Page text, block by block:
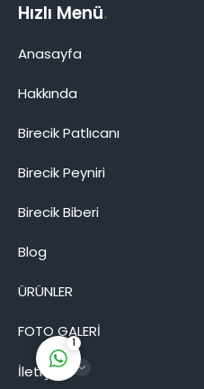
Hızlı Menü.
Anasayfa
Hakkında
Birecik Patlıcanı
Birecik Peyniri
Birecik Biberi
Blog
ÜRÜNLER
FOTO GALERİ
İletişim
1